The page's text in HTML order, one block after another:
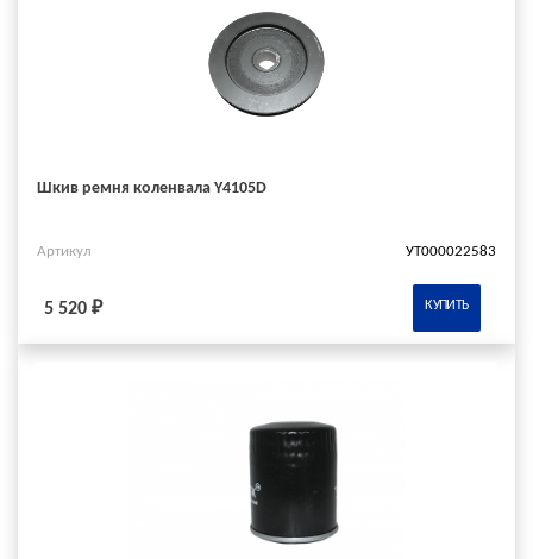
Шкив ремня коленвала Y4105D
Артикул УТ000022583
5 520 ₽ КУПИТЬ